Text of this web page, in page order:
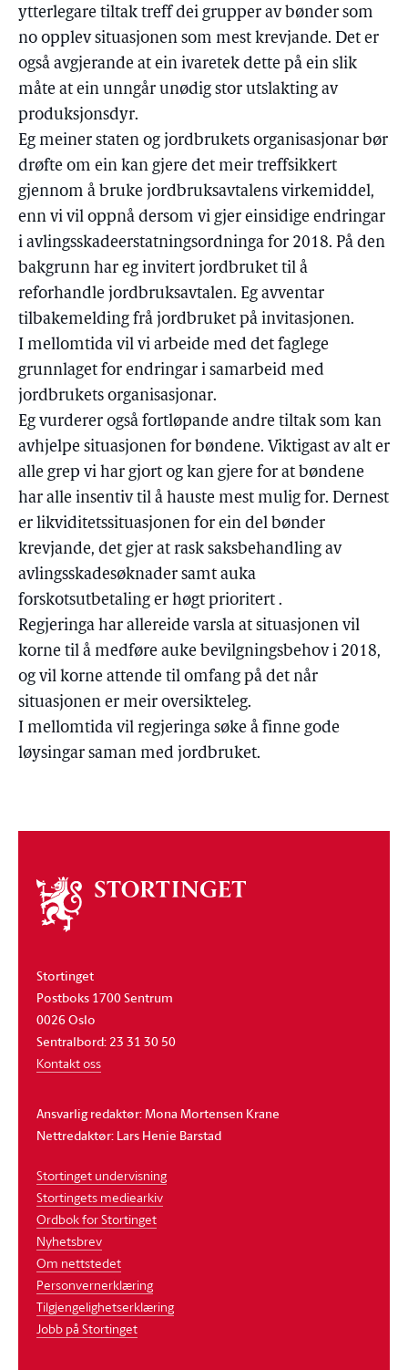
ytterlegare tiltak treff dei grupper av bønder som
no opplev situasjonen som mest krevjande. Det er
også avgjerande at ein ivaretek dette på ein slik
måte at ein unngår unødig stor utslakting av
produksjonsdyr.
Eg meiner staten og jordbrukets organisasjonar bør
drøfte om ein kan gjere det meir treffsikkert
gjennom å bruke jordbruksavtalens virkemiddel,
enn vi vil oppnå dersom vi gjer einsidige endringar
i avlingsskadeerstatningsordninga for 2018. På den
bakgrunn har eg invitert jordbruket til å
reforhandle jordbruksavtalen. Eg avventar
tilbakemelding frå jordbruket på invitasjonen.
I mellomtida vil vi arbeide med det faglege
grunnlaget for endringar i samarbeid med
jordbrukets organisasjonar.
Eg vurderer også fortløpande andre tiltak som kan
avhjelpe situasjonen for bøndene. Viktigast av alt er
alle grep vi har gjort og kan gjere for at bøndene
har alle insentiv til å hauste mest mulig for. Dernest
er likviditetssituasjonen for ein del bønder
krevjande, det gjer at rask saksbehandling av
avlingsskadesøknader samt auka
forskotsutbetaling er høgt prioritert .
Regjeringa har allereide varsla at situasjonen vil
korne til å medføre auke bevilgningsbehov i 2018,
og vil korne attende til omfang på det når
situasjonen er meir oversikteleg.
I mellomtida vil regjeringa søke å finne gode
løysingar saman med jordbruket.
Om
stortinget
Stortinget
Postboks 1700 Sentrum
0026 Oslo
Sentralbord: 23 31 30 50
Kontakt oss
Ansvarlig redaktør: Mona Mortensen Krane
Nettredaktør: Lars Henie Barstad
Stortinget undervisning
Stortingets mediearkiv
Ordbok for Stortinget
Nyhetsbrev
Om nettstedet
Personvernerklæring
Tilgjengelighetserklæring
Jobb på Stortinget